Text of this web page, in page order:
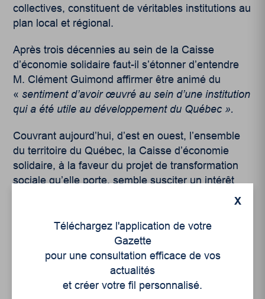
collectives, constituent de véritables institutions au
plan local et régional.
Après trois décennies au sein de la Caisse
d’économie solidaire faut-il s’étonner d’entendre
M. Clément Guimond affirmer être animé du
«sentiment d’avoir œuvré au sein d’une institution
qui a été utile au développement du Québec ».
Couvrant aujourd’hui, d’est en ouest, l’ensemble
du territoire du Québec, la Caisse d’économie
solidaire, à la faveur du projet de transformation
sociale qu’elle porte, semble susciter un intérêt
nouveaux membres ont moins de 35 ans. Voilà,
un précieux gage d’avenir pour cette institution à
la fois différente et innovante.
X
Téléchargez l'application de votre
Gazette
pour une consultation efficace de vos
actualités
et créer votre fil personnalisé.